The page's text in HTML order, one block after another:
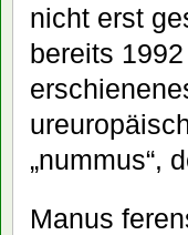
nicht erst
bereits
„nummus“,
Manus